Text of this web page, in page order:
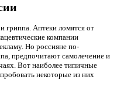
гриппа. Аптеки ломятся от
компании
Но россияне по-
предпочитают самолечение и
Вот наиболее типичные
некоторые из них